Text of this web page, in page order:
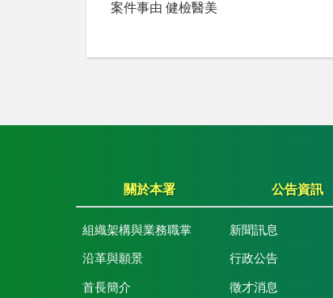
案件事由 健檢醫美
關於本署
組織架構與業務職掌
沿革與願景
首長簡介
公告資訊
新聞訊息
行政公告
徵才消息